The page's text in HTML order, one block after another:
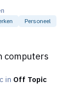
Personeel
computers
in Off Topic